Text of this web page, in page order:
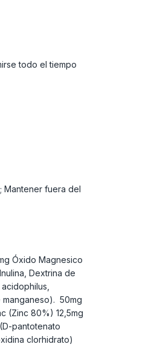
todo el tiempo
Mantener fuera del
Óxido Magnesico
Dextrina de
manganeso). 50mg
(Zinc 80%) 12,5mg
pantotenato
clorhidrato)